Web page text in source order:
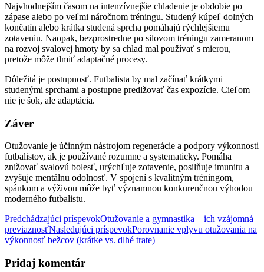
Najvhodnejším časom na intenzívnejšie chladenie je obdobie po
zápase alebo po veľmi náročnom tréningu. Studený kúpeľ dolných
končatín alebo krátka studená sprcha pomáhajú rýchlejšiemu
zotaveniu. Naopak, bezprostredne po silovom tréningu zameranom
na rozvoj svalovej hmoty by sa chlad mal používať s mierou,
pretože môže tlmiť adaptačné procesy.
Dôležitá je postupnosť. Futbalista by mal začínať krátkymi
studenými sprchami a postupne predlžovať čas expozície. Cieľom
nie je šok, ale adaptácia.
Záver
Otužovanie je účinným nástrojom regenerácie a podpory výkonnosti
futbalistov, ak je používané rozumne a systematicky. Pomáha
znižovať svalovú bolesť, urýchľuje zotavenie, posilňuje imunitu a
zvyšuje mentálnu odolnosť. V spojení s kvalitným tréningom,
spánkom a výživou môže byť významnou konkurenčnou výhodou
moderného futbalistu.
Navigácia
článkami
Predchádzajúci príspevokOtužovanie a gymnastika – ich vzájomná
previaznosťNasledujúci príspevokPorovnanie vplyvu otužovania na
výkonnosť bežcov (krátke vs. dlhé trate)
Pridaj komentár